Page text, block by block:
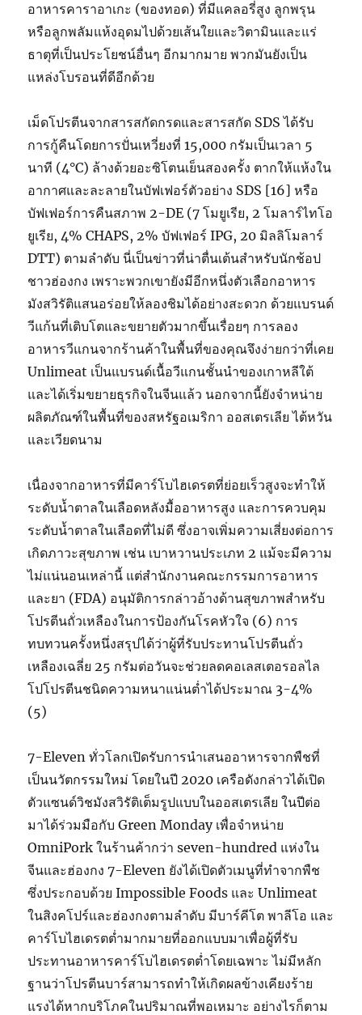
อาหารคาราอาเกะ (ของทอด) ที่มีแคลอรี่สูง ลูกพรุน
หรือลูกพลัมแห้งอุดมไปด้วยเส้นใยและวิตามินและแร่
ธาตุที่เป็นประโยชน์อื่นๆ อีกมากมาย พวกมันยังเป็น
แหล่งโบรอนที่ดีอีกด้วย
เม็ดโปรตีนจากสารสกัดกรดและสารสกัด SDS ได้รับ
การกู้คืนโดยการปั่นเหวี่ยงที่ 15,000 กรัมเป็นเวลา 5
นาที (4°C) ล้างด้วยอะซิโตนเย็นสองครั้ง ตากให้แห้งใน
อากาศและละลายในบัฟเฟอร์ตัวอย่าง SDS [16] หรือ
บัฟเฟอร์การคืนสภาพ 2-DE (7 โมยูเรีย, 2 โมลาร์ไทโอ
ยูเรีย, 4% CHAPS, 2% บัฟเฟอร์ IPG, 20 มิลลิโมลาร์
DTT) ตามลำดับ นี่เป็นข่าวที่น่าตื่นเต้นสำหรับนักช้อป
ชาวฮ่องกง เพราะพวกเขายังมีอีกหนึ่งตัวเลือกอาหาร
มังสวิรัติแสนอร่อยให้ลองชิมได้อย่างสะดวก ด้วยแบรนด์
วีแก้นที่เติบโตและขยายตัวมากขึ้นเรื่อยๆ การลอง
อาหารวีแกนจากร้านค้าในพื้นที่ของคุณจึงง่ายกว่าที่เคย
Unlimeat เป็นแบรนด์เนื้อวีแกนชั้นนำของเกาหลีใต้
และได้เริ่มขยายธุรกิจในจีนแล้ว นอกจากนี้ยังจำหน่าย
ผลิตภัณฑ์ในพื้นที่ของสหรัฐอเมริกา ออสเตรเลีย ไต้หวัน
และเวียดนาม
เนื่องจากอาหารที่มีคาร์โบไฮเดรตที่ย่อยเร็วสูงจะทำให้
ระดับน้ำตาลในเลือดหลังมื้ออาหารสูง และการควบคุม
ระดับน้ำตาลในเลือดที่ไม่ดี ซึ่งอาจเพิ่มความเสี่ยงต่อการ
เกิดภาวะสุขภาพ เช่น เบาหวานประเภท 2 แม้จะมีความ
ไม่แน่นอนเหล่านี้ แต่สำนักงานคณะกรรมการอาหาร
และยา (FDA) อนุมัติการกล่าวอ้างด้านสุขภาพสำหรับ
โปรตีนถั่วเหลืองในการป้องกันโรคหัวใจ (6) การ
ทบทวนครั้งหนึ่งสรุปได้ว่าผู้ที่รับประทานโปรตีนถั่ว
เหลืองเฉลี่ย 25 ​​กรัมต่อวันจะช่วยลดคอเลสเตอรอลไล
โปโปรตีนชนิดความหนาแน่นต่ำได้ประมาณ 3-4%
(5)
7-Eleven ทั่วโลกเปิดรับการนำเสนออาหารจากพืชที่
เป็นนวัตกรรมใหม่ โดยในปี 2020 เครือดังกล่าวได้เปิด
ตัวแซนด์วิชมังสวิรัติเต็มรูปแบบในออสเตรเลีย ในปีต่อ
มาได้ร่วมมือกับ Green Monday เพื่อจำหน่าย
OmniPork ในร้านค้ากว่า seven-hundred แห่งใน
จีนและฮ่องกง 7-Eleven ยังได้เปิดตัวเมนูที่ทำจากพืช
ซึ่งประกอบด้วย Impossible Foods และ Unlimeat
ในสิงคโปร์และฮ่องกงตามลำดับ มีบาร์คีโต พาลีโอ และ
คาร์โบไฮเดรตต่ำมากมายที่ออกแบบมาเพื่อผู้ที่รับ
ประทานอาหารคาร์โบไฮเดรตต่ำโดยเฉพาะ ไม่มีหลัก
ฐานว่าโปรตีนบาร์สามารถทำให้เกิดผลข้างเคียงร้าย
แรงได้หากบริโภคในปริมาณที่พอเหมาะ อย่างไรก็ตาม